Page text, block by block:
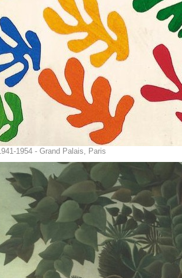
1954 - Grand Palais, Paris